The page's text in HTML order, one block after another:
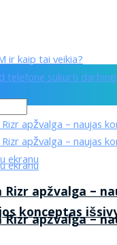
ir kaip tai veikia?
telefone sukurti
apžvalga –
apžvalga –
konceptas